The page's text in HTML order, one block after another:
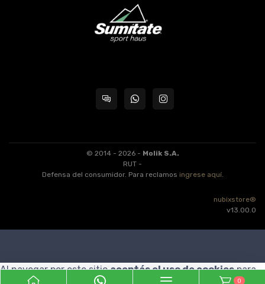
© 2014 - 2026 - Molik S.A.
RUT -
Defensa del consumidor. Para reclamos ingrese aquí.
nubixstore®
v13.00.0
0
Al navegar por este sitioaceptás el uso de cookiespara